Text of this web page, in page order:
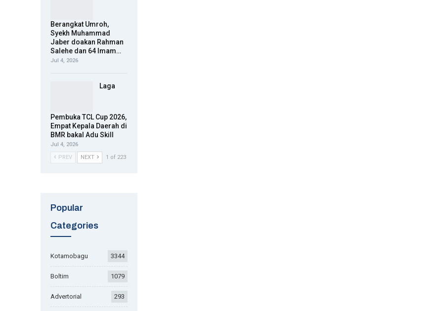
Berangkat Umroh,
Syekh Muhammad
Jaber doakan Rahman
Salehe dan 64 Imam…
Jul 4, 2026
Laga
Pembuka TCL Cup 2026,
Empat Kepala Daerah di
BMR bakal Adu Skill
Jul 4, 2026
PREV
NEXT 1 of 223
Popular
Categories
Kotamobagu 3344
Boltim 1079
Advertorial 293